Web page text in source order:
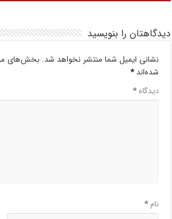
دیدگاهتان را بنویسید
نشانی ایمیل شما منتشر نخواهد شد. بخش‌های
شده‌اند*
دیدگاه*
نام*